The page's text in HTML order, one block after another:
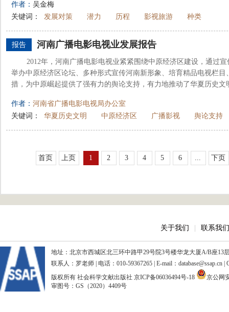
作者： 吴金梅
关键词：
发展对策 潜力 历程 影视旅游 种类
报告 河南广播电影电视业发展报告
2012年，河南广播电影电视业紧紧围绕中原经济区建设，通过
举办中原经济区论坛、多种形式宣传河南新形象、培育精品电视栏
措，为中原崛起提供了强有力的舆论支持，有力地推动了华夏历史文
作者： 河南省广播电影电视局办公室
关键词：
华夏历史文明 中原经济区 广播影视 舆论支持
首页 上页 1 2 3 4 5 6 ... 下页
关于我们 联系我们
地址：北京市西城区北三环中路甲29号院3号楼华龙大厦A/B座13
联系人：罗老师 | 电话：010-59367265 | E-mail：database@ssap.cn
版权所有 社会科学文献出版社 京ICP备06036494号-18
京公网
审图号：GS（2020）4409号